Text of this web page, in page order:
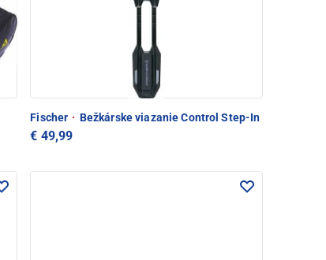
Fischer · Bežkárske viazanie Control Step-In
€ 49,99